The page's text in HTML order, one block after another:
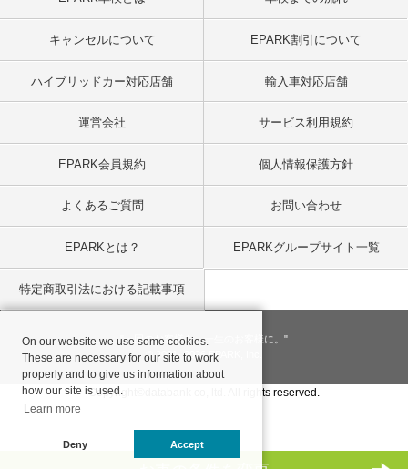
キャンセルについて EPARK割引について
ハイブリッドカー対応店舗 輸入車対応店舗
運営会社 サービス利用規約
EPARK会員規約 個人情報保護方針
よくあるご質問 お問い合わせ
EPARKとは？ EPARKグループサイト一覧
特定商取引法における記載事項
"一回のお客様を、一生のお客様に。"
© 2001- 2026 EPARK, Inc.
Copyright©databank co, ltd. All rights reserved.
On our website we use some cookies.
These are necessary for our site to work
properly and to give us information about
how our site is used.
Learn more
Deny Accept